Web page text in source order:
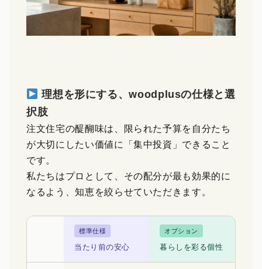
理想を形にする、woodplusの仕様と選
択肢
注文住宅の醍醐味は、限られた予算を自分たち
が大切にしたい価値に「集中投資」できること
です。
私たちはプロとして、その配分が最も効果的に
なるよう、知恵を絞らせていただきます。
標準仕様
当たり前の安心
オプション
暮らしを彩る個性